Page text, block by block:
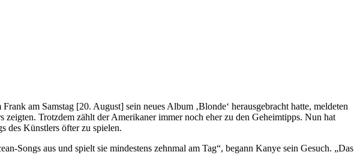
am Samstag [20. August] sein neues Album ‚Blonde‘ herausgebracht hatte, meldeten
Trotzdem zählt der Amerikaner immer noch eher zu den Geheimtipps. Nun hat
des Künstlers öfter zu spielen.
aus und spielt sie mindestens zehnmal am Tag“, begann Kanye sein Gesuch. „Das